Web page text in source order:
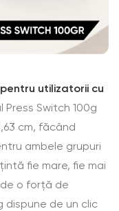
utilizatorii cu
Switch 100g
cm, făcând
ambele grupuri
fie mare, fie mai
o forță de
dispune de un clic